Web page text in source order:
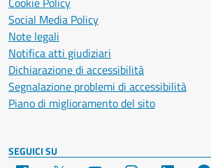
Social Media Policy
Note legali
Notifica atti giudiziari
Dichiarazione di accessibilità
Segnalazione problemi di accessibilità
Piano di miglioramento del sito
SEGUICI SU